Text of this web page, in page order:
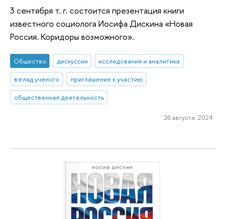
3 сентября т. г. состоится презентация книги
известного социолога Иосифа Дискина «Новая
Россия. Коридоры возможного».
Общество дискуссии
исследования и аналитика
взгляд ученого
приглашение к участию
общественная деятельность
26 августа 2024